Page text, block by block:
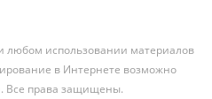
использовании материалов
в Интернете возможно
Все права защищены.